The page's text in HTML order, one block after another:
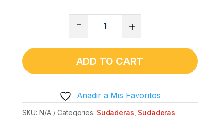
-
SUDADERA
CUELLO
REDONDO
UNISEX
CLÁSICA
GILDAN®
18000V
+
ADD TO CART
Añadir a Mis Favoritos
SKU: N/A Categories: Sudaderas Sudaderas